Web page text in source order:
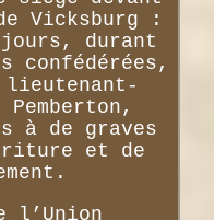
Vicksburg :
durant
confédérées,
à de graves
et de
l’Union